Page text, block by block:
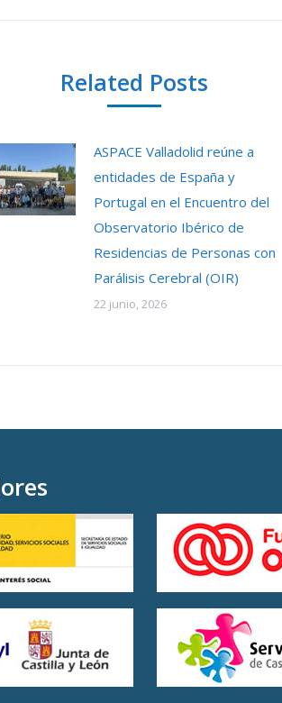
Related Posts
ASPACE Valladolid reúne a
entidades de España y
Portugal en el Encuentro del
Observatorio Ibérico de
Residencias de Personas con
Parálisis Cerebral (OIR)
22 junio, 2026